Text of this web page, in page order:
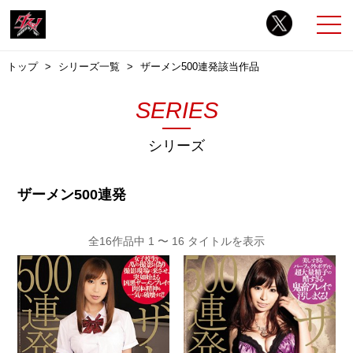
トップ シリーズ一覧 ザーメン500連発該当作品
SERIES
シリーズ
ザーメン500連発
全16作品中 1 〜 16 タイトルを表示